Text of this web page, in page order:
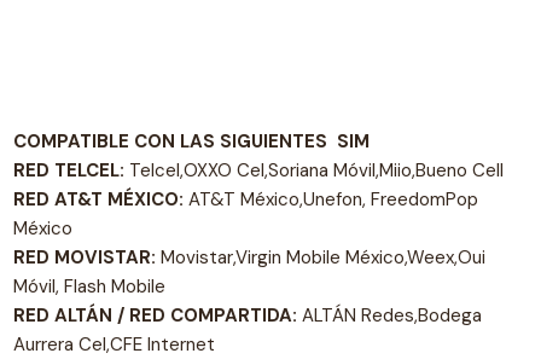
COMPATIBLE CON LAS SIGUIENTES SIM
RED TELCEL: Telcel,OXXO Cel,Soriana Móvil,Miio,Bueno Cell
RED AT&T MÉXICO: AT&T México,Unefon, FreedomPop
México
RED MOVISTAR: Movistar,Virgin Mobile México,Weex,Oui
Móvil, Flash Mobile
RED ALTÁN / RED COMPARTIDA: ALTÁN Redes,Bodega
Aurrera Cel,CFE Internet